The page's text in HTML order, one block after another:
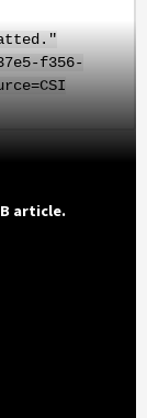
f356-
article.